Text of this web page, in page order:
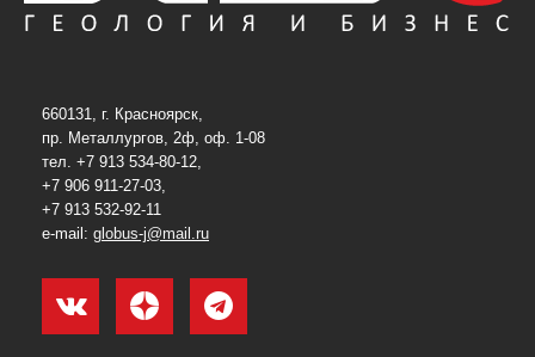
660131, г. Красноярск,
пр. Металлургов, 2ф, оф. 1-08
тел. +7 913 534-80-12,
+7 906 911-27-03,
+7 913 532-92-11
e-mail: globus-j@mail.ru